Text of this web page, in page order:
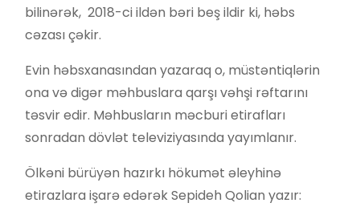
bilinərək, 2018-ci ildən bəri beş ildir ki, həbs
cəzası çəkir.
Evin həbsxanasından yazaraq o, müstəntiqlərin
ona və digər məhbuslara qarşı vəhşi rəftarını
təsvir edir. Məhbusların məcburi etirafları
sonradan dövlət televiziyasında yayımlanır.
Ölkəni bürüyən hazırkı hökumət əleyhinə
etirazlara işarə edərək Sepideh Qolian yazır: